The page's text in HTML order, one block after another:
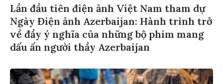
Lần đầu tiên điện ảnh Việt Nam tham dự
Ngày Điện ảnh Azerbaijan: Hành trình trở
về đầy ý nghĩa của những bộ phim mang
dấu ấn người thầy Azerbaijan